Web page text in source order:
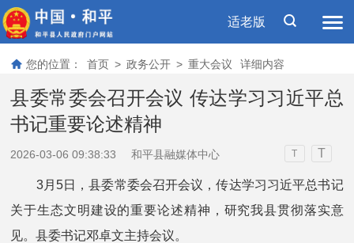
适老版
您的位置： 首页 > 政务公开 > 重大会议 详细内容
县委常委会召开会议 传达学习习近平总
书记重要论述精神
2026-03-06 09:38:33 和平县融媒体中心 T T
3月5日，县委常委会召开会议，传达学习习近平总书记
关于生态文明建设的重要论述精神，研究我县贯彻落实意
见。县委书记邓卓文主持会议。